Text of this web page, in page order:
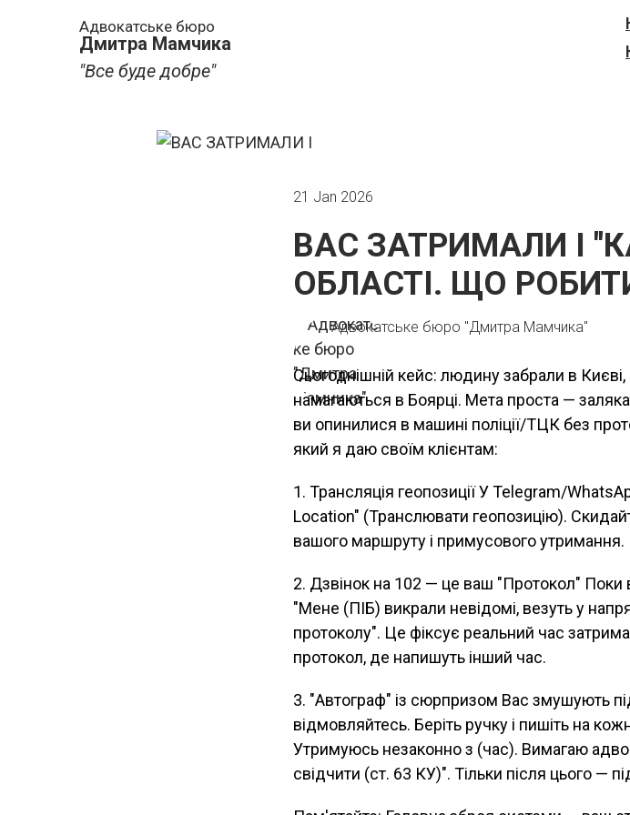
Адвокатське бюро
Дмитра Мамчика
"Все буде добре"
21 Jan 2026
ВАС ЗАТРИМАЛИ І
ОБЛАСТІ. ЩО
Адвокатське бюро "Дмитра Мамчика"
Сьогоднішній кейс: людину забрали в
намагаються в Боярці. Мета проста —
ви опинилися в машині поліції/ТЦК без
який я даю своїм клієнтам:
1. Трансляція геопозиції У Telegram/
Location" (Транслювати геопозицію).
вашого маршруту і примусового утримання.
2. Дзвінок на 102 — це ваш "Протокол" Поки
"Мене (ПІБ) викрали невідомі, везуть у
протоколу". Це фіксує реальний час
протокол, де напишуть інший час.
3. "Автограф" із сюрпризом Вас змушують
відмовляйтесь. Беріть ручку і пишіть на
Утримуюсь незаконно з (час). Вимагаю
свідчити (ст. 63 КУ)". Тільки після цього —